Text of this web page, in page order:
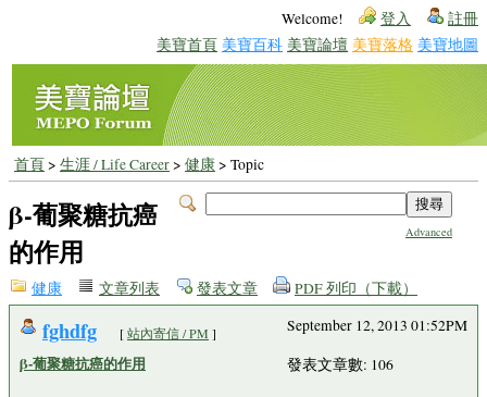
Welcome! 登入 註冊
美寶首頁 美寶百科 美寶論壇 美寶落格 美寶地圖
首頁> 生涯 / Life Career> 健康> Topic
Advanced
β-葡聚糖抗癌
的作用
健康 文章列表 發表文章 PDF 列印（下載）
fghdfg [站內寄信 / PM ]
β-葡聚糖抗癌的作用
September 12, 2013 01:52PM
發表文章數: 106